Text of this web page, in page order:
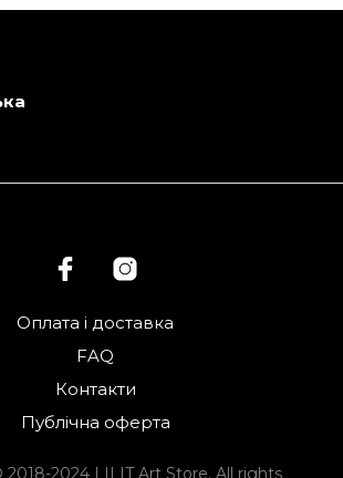
Оплата і доставка
FAQ
Контакти
Публічна оферта